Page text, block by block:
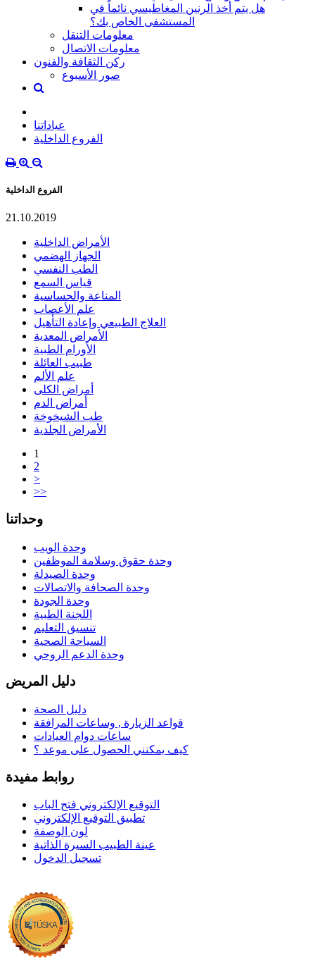
هل يتم أخذ الرنين المغاطيسي نائماً في
المستشفى الخاص بك؟
معلومات التنقل
معلومات الاتصال
ركن الثقافة والفنون
صور الأسبوع
عياداتنا
الفروع الداخلية
الفروع الداخلية
21.10.2019
الأمراض الداخلية
الجهاز الهضمي
الطب النفسي
قياس السمع
المناعة والحساسية
علم الأعصاب
العلاج الطبيعي وإعادة التأهيل
الأمراض المعدية
الأورام الطبية
طبيب العائلة
علم الألم
أمراض الكلى
أمراض الدم
طب الشيخوخة
الأمراض الجلدية
1
2
>
>>
وحداتنا
وحدة الويب
وحدة حقوق وسلامة الموظفين
وحدة الصيدلة
وحدة الصحافة والاتصالات
وحدة الجودة
اللجنة الطبية
تنسيق التعليم
السياحة الصحية
وحدة الدعم الروحي
دليل المريض
دليل الصحة
قواعد الزيارة , وساعات المرافقة
ساعات دوام العيادات
كيف يمكنني الحصول على موعد ؟
روابط مفيدة
التوقيع الإلكتروني فتح الباب
تطبيق التوقيع الإلكتروني
لون الوصفة
عينة الطبيب السيرة الذاتية
تسجيل الدخول